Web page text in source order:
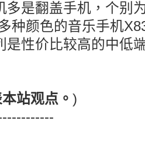
多是翻盖手机，个别
种颜色的音乐手机
是性价比较高的中低
站观点。 )